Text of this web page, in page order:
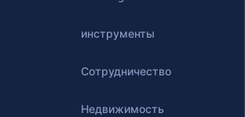
инструменты
Сотрудничество
Недвижимость